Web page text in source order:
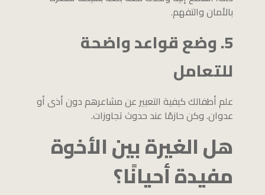
بالأمان والتفهم.
5. وضع قواعد واضحة
للتعامل
علم أطفالك كيفية التعبير عن مشاعرهم دون أذى أو
عدوان. وكن حازمًا عند حدوث تجاوزات.
هل الغيرة بين الأخوة
مفيدة أحيانًا؟